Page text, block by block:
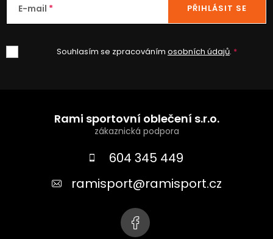
E-mail
Souhlasím se zpracováním osobních údajů.
PŘIHLÁSIT SE
Rami sportovní oblečení s.r.o.
604 345 449
ramisport@ramisport.cz